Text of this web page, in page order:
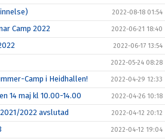
2022-08-18 01:54
Camp 2022 2022-06-21 18:40
2022-06-17 13:54
2022-05-24 08:28
Camp i Heidhallen! 2022-04-29 12:33
14 maj kl 10.00-14.00 2022-04-26 10:18
2022 avslutad 2022-04-12 20:12
2022-04-12 19:04